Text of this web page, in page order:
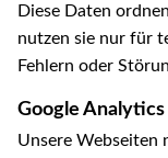
Diese Daten
nutzen sie nur für
Fehlern oder
Google Analytics
Unsere Webseiten